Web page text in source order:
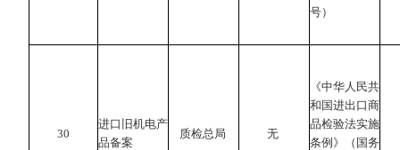
号）
30
进口旧机电产
品备案
质检总局 无
《中华人民共
和国进出口商
品检验法实施
条例》（国务